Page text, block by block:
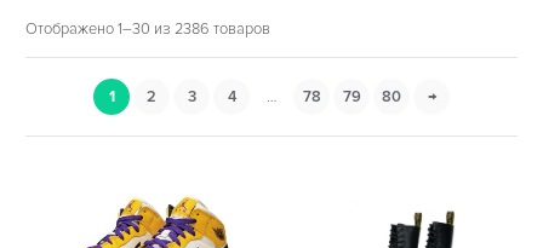
Отображено 1–30 из 2386 товаров
1 2 3 4 … 78 79 80 →